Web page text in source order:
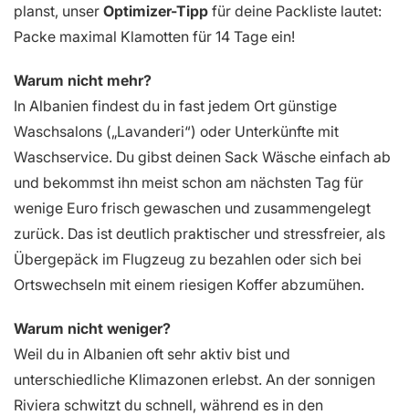
planst, unser Optimizer-Tipp für deine Packliste lautet:
Packe maximal Klamotten für 14 Tage ein!
Warum nicht mehr?
In Albanien findest du in fast jedem Ort günstige
Waschsalons („Lavanderi“) oder Unterkünfte mit
Waschservice. Du gibst deinen Sack Wäsche einfach ab
und bekommst ihn meist schon am nächsten Tag für
wenige Euro frisch gewaschen und zusammengelegt
zurück. Das ist deutlich praktischer und stressfreier, als
Übergepäck im Flugzeug zu bezahlen oder sich bei
Ortswechseln mit einem riesigen Koffer abzumühen.
Warum nicht weniger?
Weil du in Albanien oft sehr aktiv bist und
unterschiedliche Klimazonen erlebst. An der sonnigen
Riviera schwitzt du schnell, während es in den